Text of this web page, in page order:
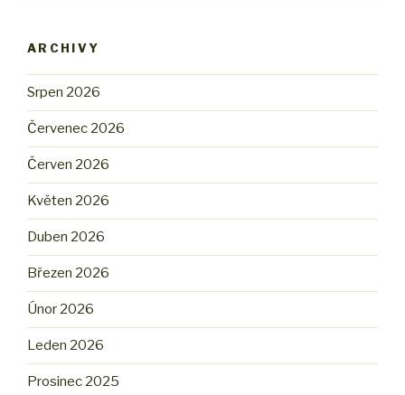
ARCHIVY
Srpen 2026
Červenec 2026
Červen 2026
Květen 2026
Duben 2026
Březen 2026
Únor 2026
Leden 2026
Prosinec 2025